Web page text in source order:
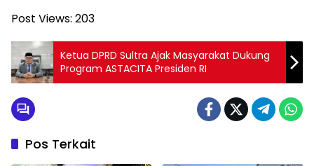
Post Views: 203
Ketua DPRD Sultra Ajak Masyarakat Dukung
Program ASTACITA Presiden RI
Pos Terkait